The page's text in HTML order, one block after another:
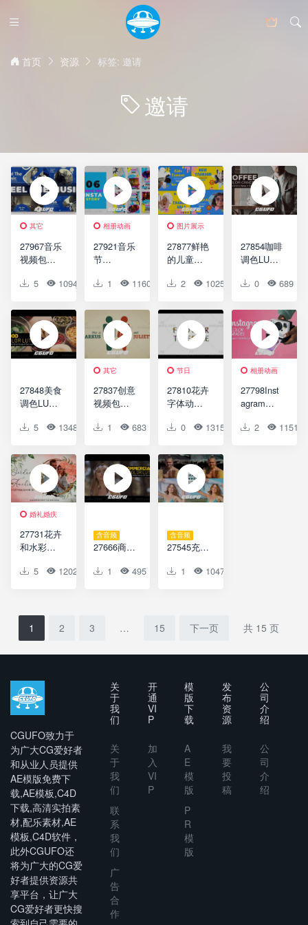
首页 资源 标签: 邀请
邀请
其它
27967音乐
视频包装
Feel The
Intro
5 1094 0 0
相册动画
27921音乐
节
故事AE模
Festival
Instagram
Story
Template
1 1160 0 0
图片展示
27877鲜艳
的儿童图
画AE模版
Colour
Kids
Slideshow
2 1025 0 0
27854咖啡
调色LUTS
Coffee
0 689
27848美食
调色LUTS
LUTs
5 1348 0 0
其它
27837创意
视频包装
Save the
1 683 0 0
节日
27810花卉
字体动画
Flower
After
Effects
0 1315 0 0
相册动画
27798Inst
agram
预设
2 1151
婚礼婚庆
27731花卉
和水彩婚
模版Floral
Wedding
Invitation
5 1202 0 0
含音频
27666商业
LUTS调色
1 495 0 0
含音频
27545充满
季LUTS预
1 1047
1 2 3 … 15 下一页 共 15 页
CGUFO致力于
为广大CG爱好者
和从业人员提供
AE模版免费下
载,AE模板,C4D
下载,高清实拍素
材,配乐素材,AE
模板,C4D软件，
此外CGUFO还
将为广大的CG爱
好者提供资源共
享平台，让广大
CG爱好者更快搜
关
于
我
们
关
于
我
们
联
系
我
们
广
告
合
作
开
通
VI
P
加
入
VI
P
模
版
下
载
A
E
模
版
P
R
模
版
发
布
资
源
我
要
投
稿
公
司
介
绍
公
司
介
绍